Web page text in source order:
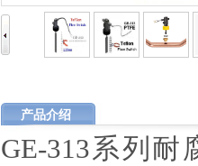
产品介绍
GE-313系列 耐